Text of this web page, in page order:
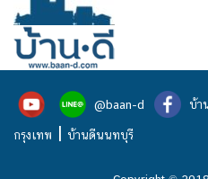
@baan-d บ้า
กรุงเทพ บ้านดีนนทบุรี